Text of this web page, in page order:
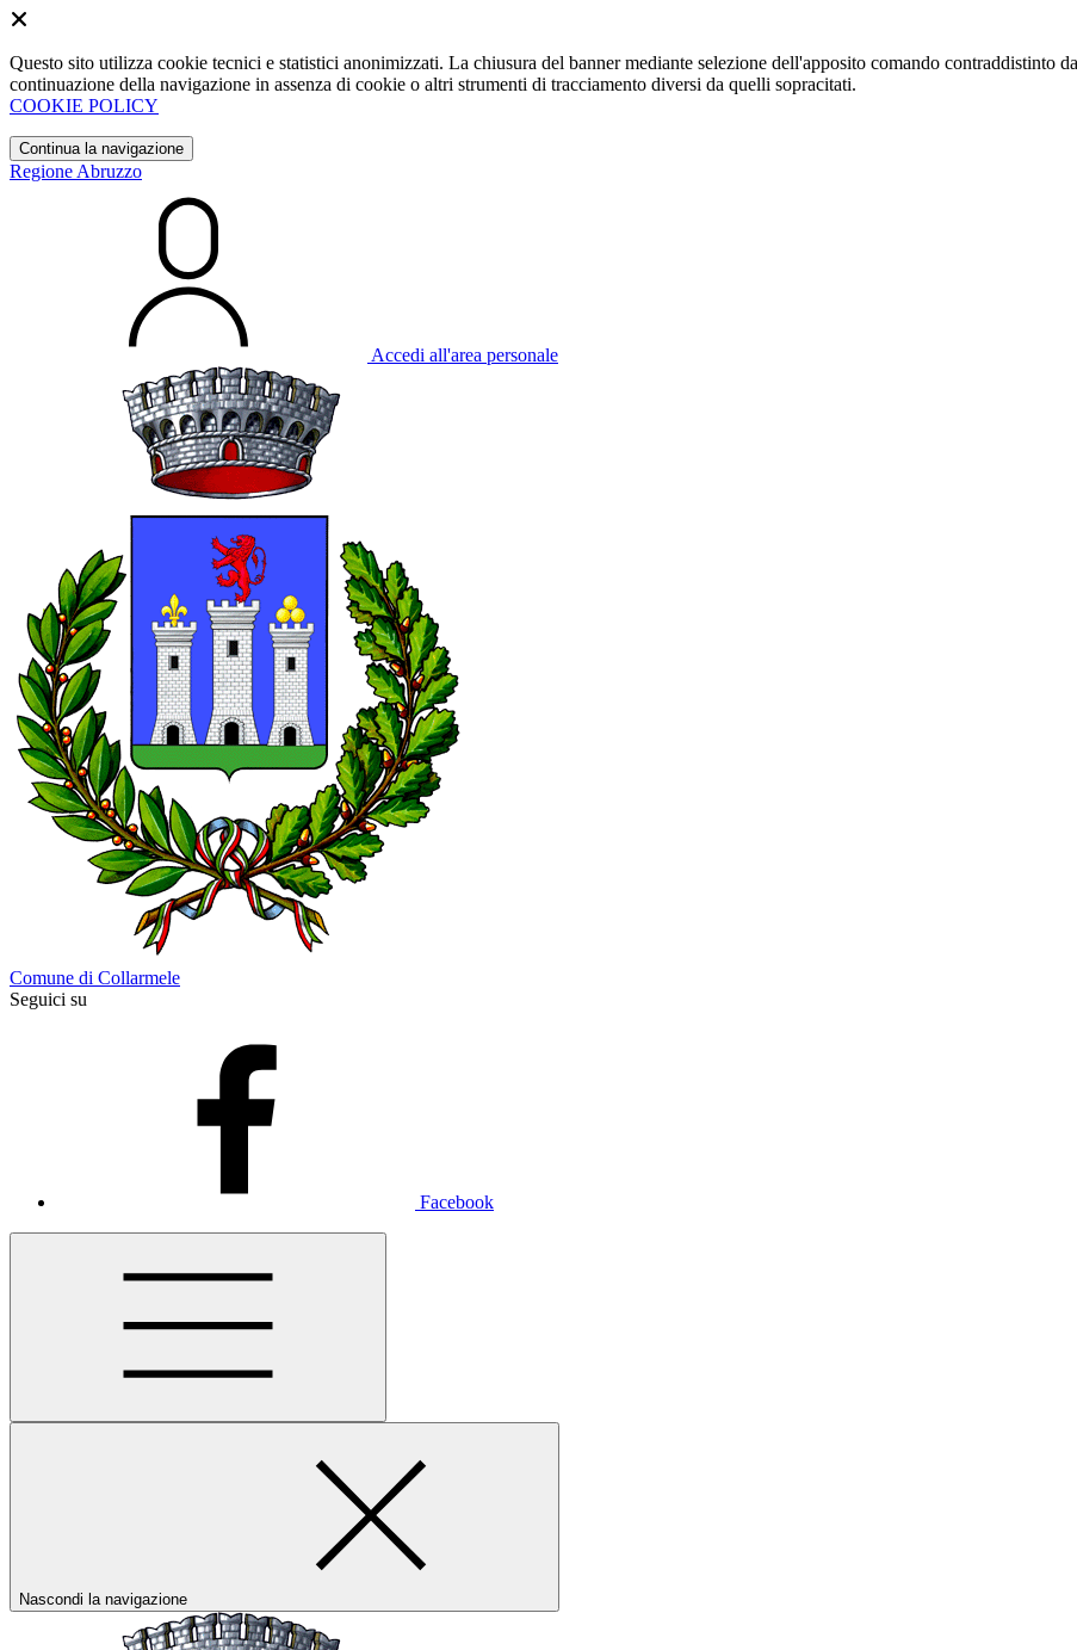
Questo sito utilizza cookie tecnici e statistici anonimizzati. La chiusura del banner mediante selezione dell'apposito comando contraddistinto
continuazione della navigazione in assenza di cookie o altri strumenti di tracciamento diversi da quelli sopracitati.
COOKIE POLICY
Continua la navigazione
Regione Abruzzo
Accedi all'area personale
Comune di Collarmele
Seguici su
Facebook
Nascondi la navigazione